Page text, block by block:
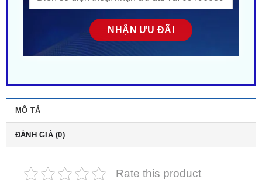
ĐÁNH GIÁ (0)
Xe Mercedes-Benz chính là biểu tượng của sự